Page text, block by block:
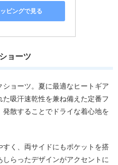
ピングで見る
ョーツ
ョーツ。夏に最適なヒートギア
吸汗速乾性を兼ね備えた定番フ
散することでドライな着心地を
く、両サイドにもポケットを搭
らったデザインがアクセントに